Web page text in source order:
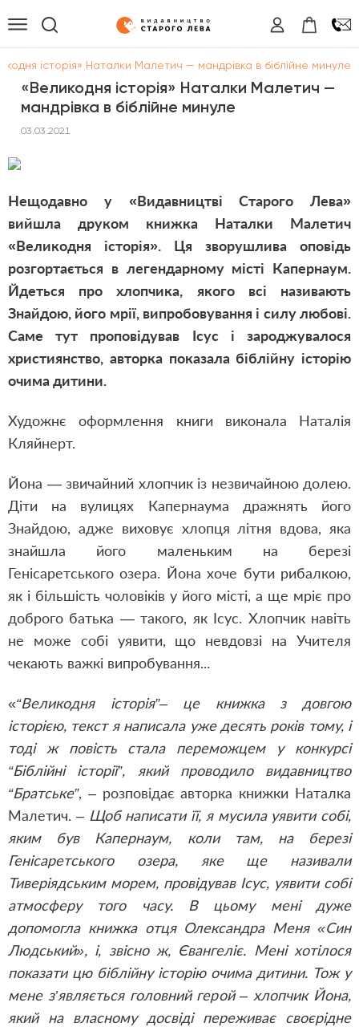
історія» Наталки Малетич — мандрівка в біблійне минуле
«Великодня історія» Наталки Малетич —
мандрівка в біблійне минуле
03.03.2021
Нещодавно у «Видавництві Старого Лева»
вийшла друком книжка Наталки Малетич
«Великодня історія». Ця зворушлива оповідь
розгортається в легендарному місті Капернаум.
Йдеться про хлопчика, якого всі називають
Знайдою, його мрії, випробовування і силу любові.
Саме тут проповідував Ісус і зароджувалося
християнство, авторка показала біблійну історію
очима дитини.
Художнє оформлення книги виконала Наталія
Кляйнерт.
Йона — звичайний хлопчик із незвичайною долею.
Діти на вулицях Капернаума дражнять його
Знайдою, адже виховує хлопця літня вдова, яка
знайшла його маленьким на березі
Генісаретського озера. Йона хоче бути рибалкою,
як і більшість чоловіків у його місті, а ще мріє про
доброго батька — такого, як Ісус. Хлопчик навіть
не може собі уявити, що невдовзі на Учителя
чекають важкі випробування...
«“Великодня історія”– це книжка з довгою
історією, текст я написала уже десять років тому, і
тоді ж повість стала переможцем у конкурсі
“Біблійні історії”, який проводило видавництво
“Братське”, – розповідає авторка книжки Наталка
Малетич. – Щоб написати її, я мусила уявити собі,
яким був Капернаум, коли там, на березі
Генісаретського озера, яке ще називали
Тиверіядським морем, провідував Ісус, уявити собі
атмосферу того часу. В цьому мені дуже
допомогла книжка отця Олександра Меня «Син
Людський», і, звісно ж, Євангеліє. Мені хотілося
показати цю біблійну історію очима дитини. Тож у
мене з’являється головний герой – хлопчик Йона,
який на власному досвіді переживає своєрідне